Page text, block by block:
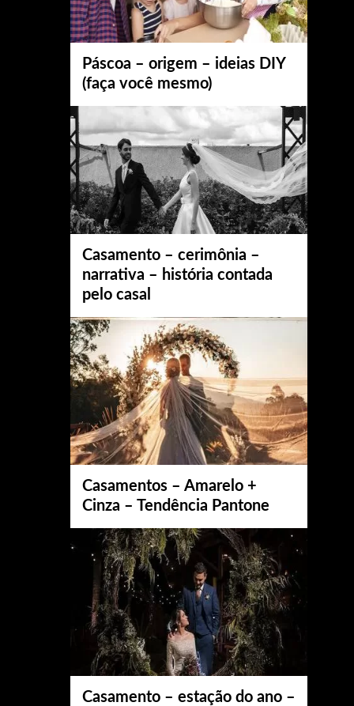
Páscoa – origem – ideias DIY
(faça você mesmo)
Casamento – cerimônia –
narrativa – história contada
pelo casal
Casamentos – Amarelo +
Cinza – Tendência Pantone
Casamento – estação do ano –